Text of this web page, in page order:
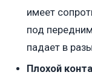
имеет
под
падает в
Плохой